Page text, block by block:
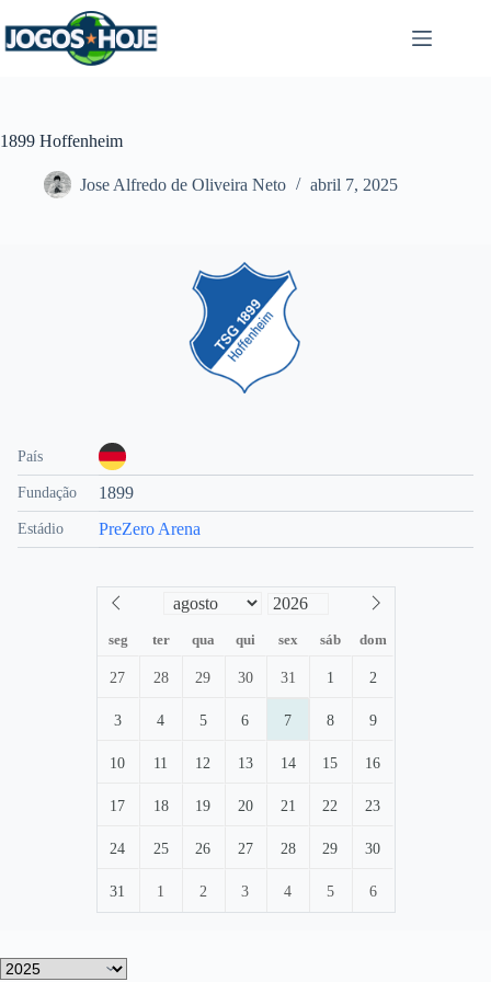
para
o
1899 Hoffenheim
Jose Alfredo de Oliveira Neto abril 7, 2025
País
Fundação 1899
Estádio PreZero Arena
seg ter qua qui sex sáb dom
27 28 29 30 31 1 2
3 4 5 6 7 8 9
10 11 12 13 14 15 16
17 18 19 20 21 22 23
24 25 26 27 28 29 30
31 1 2 3 4 5 6